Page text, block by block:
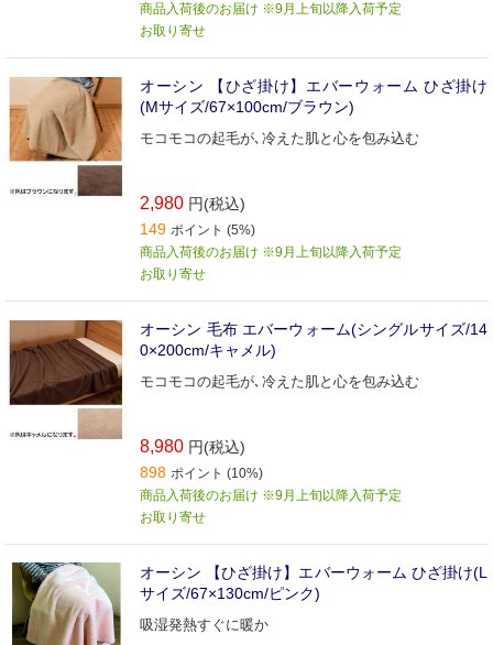
商品入荷後のお届け ※9月上旬以降入荷予定
お取り寄せ
オーシン 【ひざ掛け】エバーウォーム ひざ掛け
(Mサイズ/67×100cm/ブラウン)
モコモコの起毛が､冷えた肌と心を包み込む
2,980 円(税込)
149 ポイント (5%)
商品入荷後のお届け ※9月上旬以降入荷予定
お取り寄せ
オーシン 毛布 エバーウォーム(シングルサイズ/14
0×200cm/キャメル)
モコモコの起毛が､冷えた肌と心を包み込む
8,980 円(税込)
898 ポイント (10%)
商品入荷後のお届け ※9月上旬以降入荷予定
お取り寄せ
オーシン 【ひざ掛け】エバーウォーム ひざ掛け(L
サイズ/67×130cm/ピンク)
吸湿発熱すぐに暖か